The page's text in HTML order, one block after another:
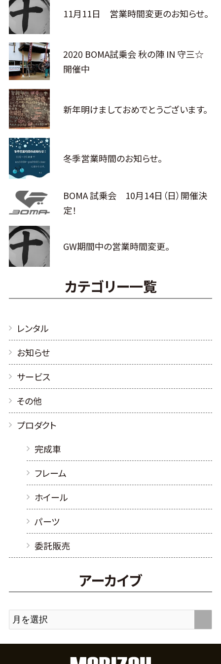
11月11日 営業時間変更のお知らせ。
2020 BOMA試乗会 秋の陣 IN 守三☆
開催中
新年明けましておめでとうございます。
冬季営業時間のお知らせ。
BOMA 試乗会 10月14日（日）開催決
定！
GW期間中の営業時間変更。
カテゴリー一覧
レンタル
お知らせ
サービス
その他
プロダクト
完成車
フレーム
ホイール
パーツ
委託販売
アーカイブ